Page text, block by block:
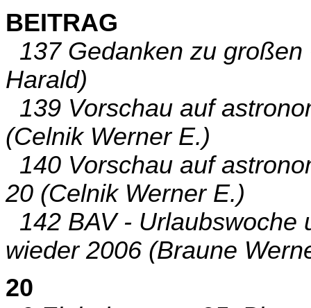
BEITRAG
137 Gedanken zu
Harald)
139 Vorschau auf
(Celnik Werner E.)
140 Vorschau auf
20 (Celnik Werner E.)
142 BAV - Urlaubswoche
wieder 2006 (Braune
20